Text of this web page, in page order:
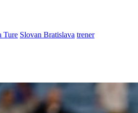
Ture Slovan Bratislava trener